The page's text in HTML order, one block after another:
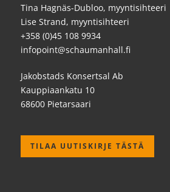
Tina Hagnäs-Dubloo, myyntisihteeri
Lise Strand, myyntisihteeri
+358 (0)45 108 9934
infopoint@schaumanhall.fi
Jakobstads Konsertsal Ab
Kauppiaankatu 10
68600 Pietarsaari
TILAA UUTISKIRJE TÄSTÄ